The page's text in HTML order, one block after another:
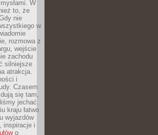
W
to, że
nie
w
rozmowa z
wejście
zachodu
silniejsze
atrakcja.
i
Czasem
się tam,
jechać.
kraju łatwo
wyjazdów
inspiracje i
o